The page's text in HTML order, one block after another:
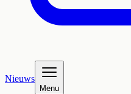
Nieuws
Menu